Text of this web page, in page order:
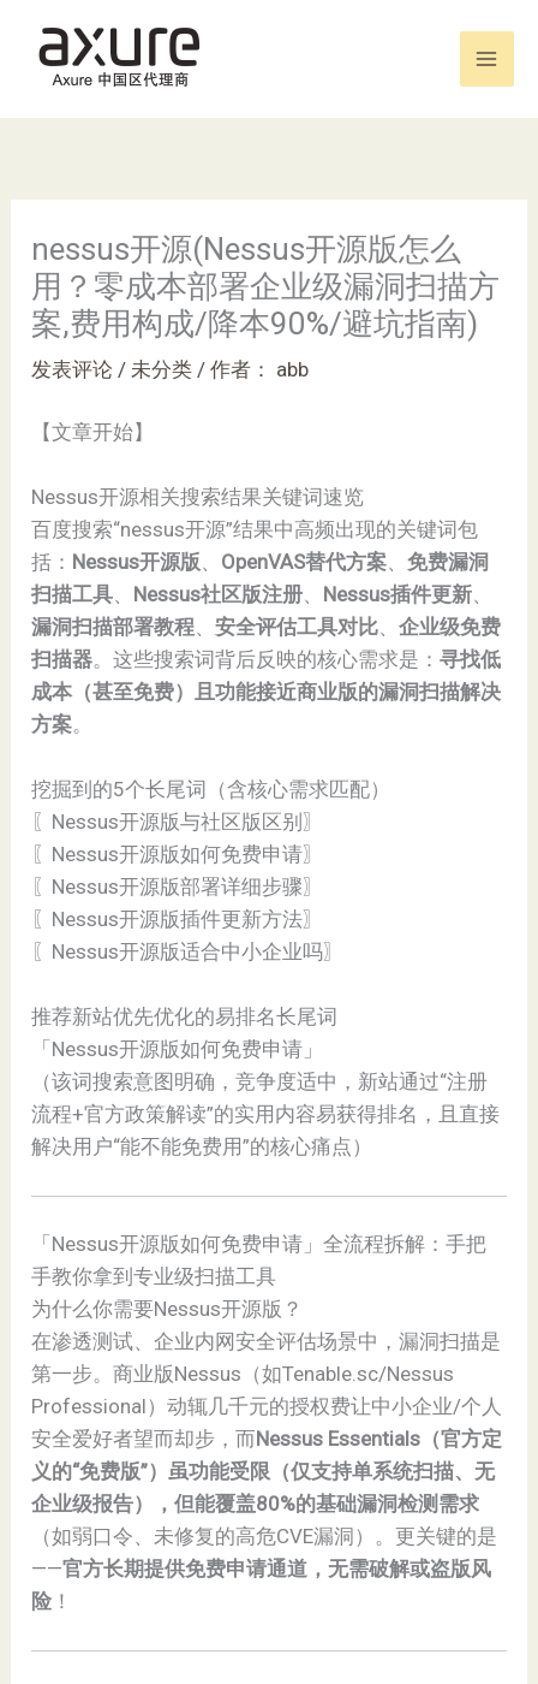
容
nessus开源(Nessus开源版怎么
用？零成本部署企业级漏洞扫描方
案,费用构成/降本90%/避坑指南)
发表评论 / 未分类 / 作者： abb
【文章开始】
Nessus开源相关搜索结果关键词速览
百度搜索“nessus开源”结果中高频出现的关键词包
括： Nessus开源版 OpenVAS替代方案 、免费漏洞
扫描工具
Nessus社区版注册 Nessus插件更新
漏洞扫描部署教程 、安全评估工具对比 、企业级免费
扫描器。这些搜索词背后反映的核心需求是：寻找低
成本（甚至免费）且功能接近商业版的漏洞扫描解决
方案。
挖掘到的5个长尾词（含核心需求匹配）
〖Nessus开源版与社区版区别〗
〖Nessus开源版如何免费申请〗
〖Nessus开源版部署详细步骤〗
〖Nessus开源版插件更新方法〗
〖Nessus开源版适合中小企业吗〗
推荐新站优先优化的易排名长尾词
「Nessus开源版如何免费申请」
（该词搜索意图明确，竞争度适中，新站通过“注册
流程+官方政策解读”的实用内容易获得排名，且直接
解决用户“能不能免费用”的核心痛点）
「Nessus开源版如何免费申请」全流程拆解：手把
手教你拿到专业级扫描工具
为什么你需要Nessus开源版？
在渗透测试、企业内网安全评估场景中，漏洞扫描是
第一步。商业版Nessus（如Tenable.sc/Nessus
Professional）动辄几千元的授权费让中小企业/个人
安全爱好者望而却步，而Nessus Essentials（官方定
义的“免费版”）虽功能受限（仅支持单系统扫描、无
企业级报告），但能覆盖80%的基础漏洞检测需求
（如弱口令、未修复的高危CVE漏洞）。更关键的是
——官方长期提供免费申请通道，无需破解或盗版风
险 ！